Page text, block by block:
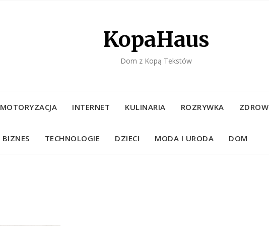
KopaHaus
Dom z Kopą Tekstów
MOTORYZACJA INTERNET KULINARIA ROZRYWKA
BIZNES TECHNOLOGIE DZIECI MODA I URODA DOM